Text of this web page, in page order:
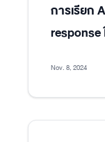
การเรียก
response
Nov. 8, 2024